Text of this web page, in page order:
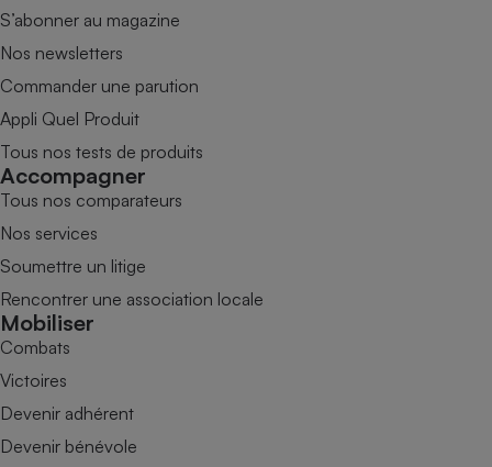
S’abonner au magazine
Nos newsletters
Commander une parution
Appli Quel Produit
Tous nos tests de produits
Accompagner
Tous nos comparateurs
Nos services
Soumettre un litige
Rencontrer une association locale
Mobiliser
Combats
Victoires
Devenir adhérent
Devenir bénévole